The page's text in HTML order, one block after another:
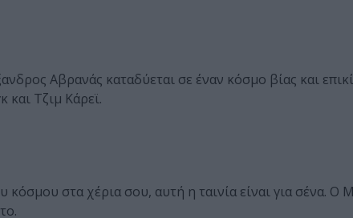
Αβρανάς καταδύεται σε έναν κόσμο βίας και
Τζιμ Κάρεϊ.
στα χέρια σου, αυτή η ταινία είναι για σένα. Ο